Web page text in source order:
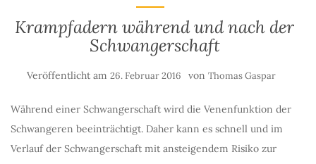
Krampfadern während und nach der
Schwangerschaft
Veröffentlicht am 26. Februar 2016 von Thomas Gaspar
Während einer Schwangerschaft wird die Venenfunktion der
Schwangeren beeinträchtigt. Daher kann es schnell und im
Verlauf der Schwangerschaft mit ansteigendem Risiko zur